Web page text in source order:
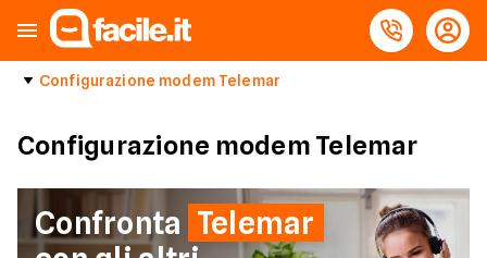
Configurazione modem Telemar
Configurazione modem Telemar
Confronta Telemar